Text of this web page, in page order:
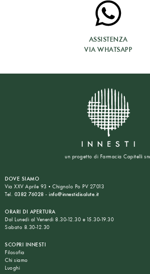
ASSISTENZA
VIA WHATSAPP
un progetto di Farmacia Capitelli
DOVE SIAMO
Via XXV Aprile 93 • Chignolo Po PV 27013
Tel. 0382 76028 - info@innestidisalute.it
ORARI DI APERTURA
Dal Lunedì al Venerdì 8.30-12.30 e 15.30-19.30
Sabato 8.30-12.30
SCOPRI INNESTI
Filosofia
Chi siamo
Luoghi